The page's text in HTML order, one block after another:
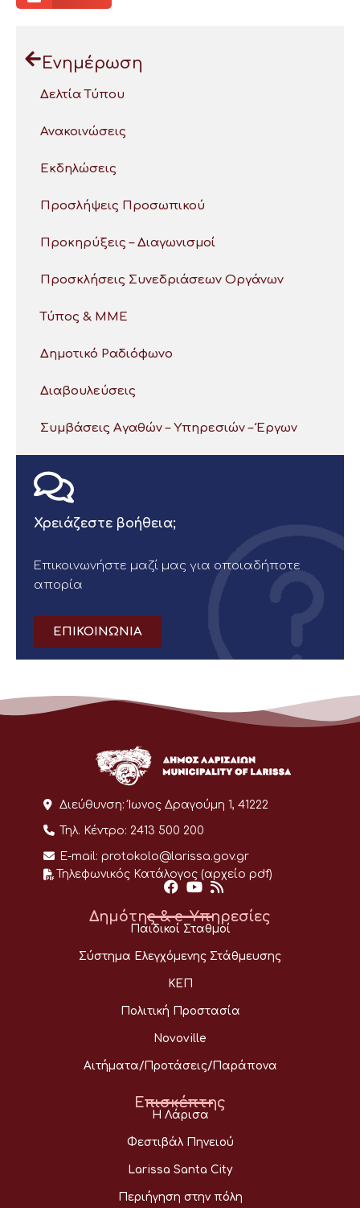
Ενημέρωση
Δελτία Τύπου
Ανακοινώσεις
Εκδηλώσεις
Προσλήψεις Προσωπικού
Προκηρύξεις – Διαγωνισμοί
Προσκλήσεις Συνεδριάσεων Οργάνων
Τύπος & ΜΜΕ
Δημοτικό Ραδιόφωνο
Διαβουλεύσεις
Συμβάσεις Αγαθών – Υπηρεσιών – Έργων
Χρειάζεστε βοήθεια;
Επικοινωνήστε μαζί μας για οποιαδήποτε
απορία
ΕΠΙΚΟΙΝΩΝΙΑ
Διεύθυνση: Ίωνος Δραγούμη 1, 41222
Τηλ. Κέντρο: 2413 500 200
E-mail: protokolo@larissa.gov.gr
Τηλεφωνικός Κατάλογος (αρχείο pdf)
Δημότης & e-Υπηρεσίες
Παιδικοί Σταθμοί
Σύστημα Ελεγχόμενης Στάθμευσης
ΚΕΠ
Πολιτική Προστασία
Novoville
Αιτήματα/Προτάσεις/Παράπονα
Επισκέπτης
Η Λάρισα
Φεστιβάλ Πηνειού
Larissa Santa City
Περιήγηση στην πόλη